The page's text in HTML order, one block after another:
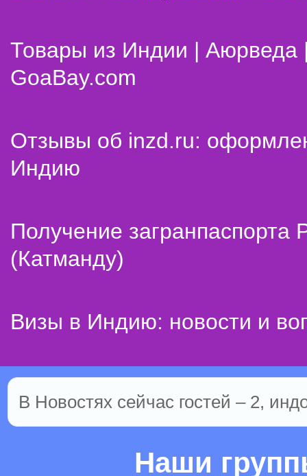
Товары из Индии | Аюрведа
GoaBay.com
Отзывы об inzd.ru:
Индию
Получение
(Катманду)
Визы в Индию: новости и
В Новостях сейчас гостей – 2,
Наши